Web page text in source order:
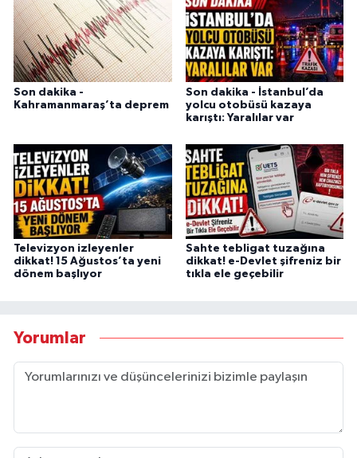
Son dakika -
Kahramanmaraş’ta deprem
Son dakika - İstanbul’da
yolcu otobüsü kazaya
karıştı: Yaralılar var
Televizyon izleyenler
dikkat! 15 Ağustos’ta yeni
dönem başlıyor
Sahte tebligat tuzağına
dikkat! e-Devlet şifreniz bir
tıkla ele geçebilir
Yorumlar